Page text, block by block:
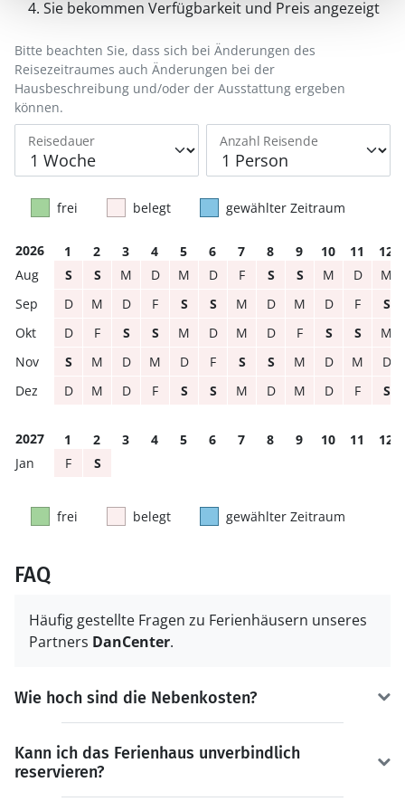
Sie bekommen Verfügbarkeit und Preis angezeigt
Reisedauer Anzahl Reisende
Bitte beachten Sie, dass sich bei Änderungen des
Reisezeitraumes auch Änderungen bei der
Hausbeschreibung und/oder der Ausstattung ergeben
können.
frei belegt gewählter Zeitraum
2026 1 2 3 4 5 6 7 8 9 10 11
12
S
S M D M D F S S M D
M
D
M D F S S M D M D F
S
D
F S S M D M D F S S
M
S
M D M D F S S M D M
D
D
M D F S S M D M D F S
2027 1 2 3 4 5 6 7 8 9 10 11
12
F
S
frei belegt gewählter Zeitraum
FAQ
Häufig gestellte Fragen zu Ferienhäusern unseres
Partners DanCenter.
Wie hoch sind die Nebenkosten?
Kann ich das Ferienhaus unverbindlich
reservieren?